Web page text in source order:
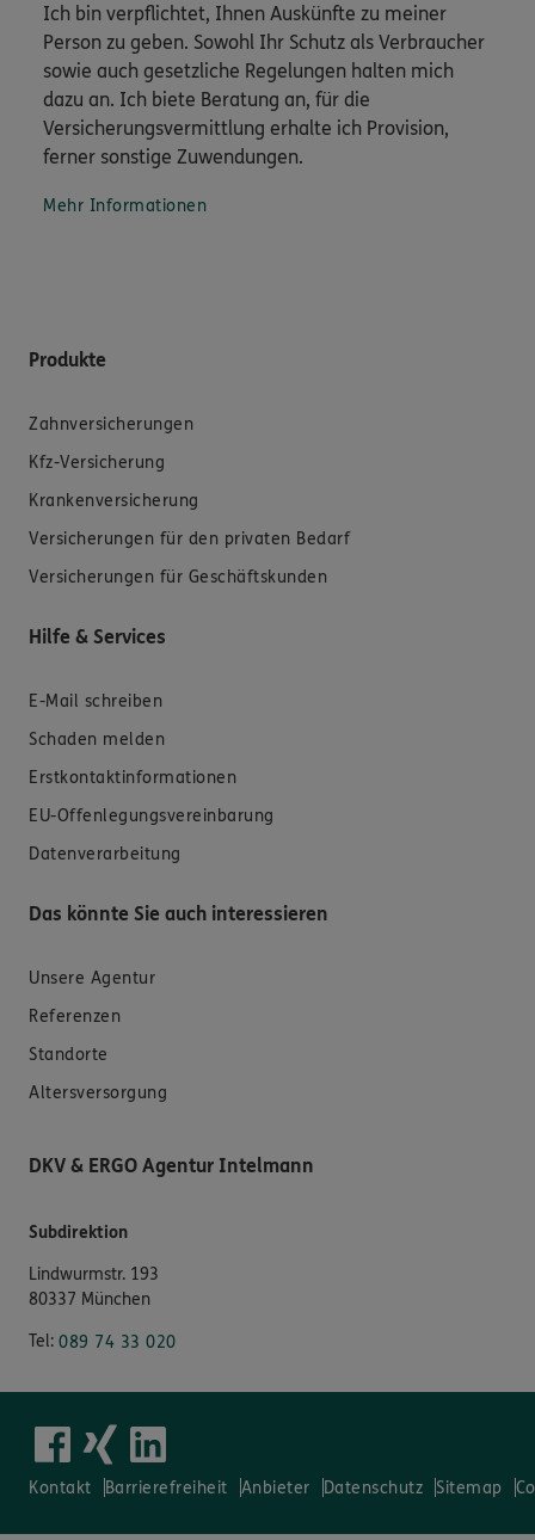
Ich bin verpflichtet, Ihnen Auskünfte zu meiner
Person zu geben. Sowohl Ihr Schutz als Verbraucher
sowie auch gesetzliche Regelungen halten mich
dazu an. Ich biete Beratung an, für die
Versicherungsvermittlung erhalte ich Provision,
ferner sonstige Zuwendungen.
Mehr Informationen
Produkte
Zahnversicherungen
Kfz-Versicherung
Krankenversicherung
Versicherungen für den privaten Bedarf
Versicherungen für Geschäftskunden
Hilfe & Services
E-Mail schreiben
Schaden melden
Erstkontaktinformationen
EU-Offenlegungsvereinbarung
Datenverarbeitung
Das könnte Sie auch interessieren
Unsere Agentur
Referenzen
Standorte
Altersversorgung
DKV & ERGO Agentur Intelmann
Subdirektion
Lindwurmstr. 193
80337 München
Tel: 089 74 33 020
Kontakt Barrierefreiheit Anbieter Datenschutz Sitemap